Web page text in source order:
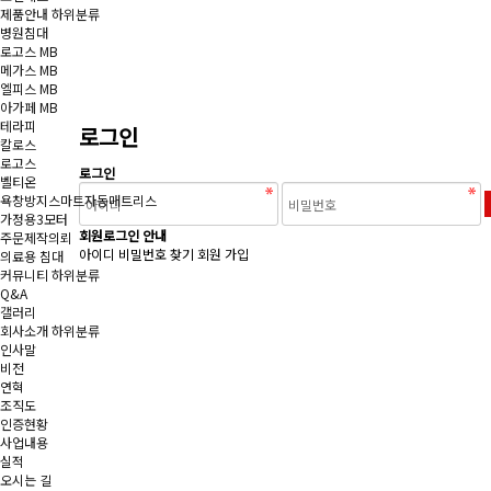
제품안내 하위분류
병원침대
로고스 MB
메가스 MB
엘피스 MB
아가페 MB
테라피
칼로스
로고스
벨티온
욕창방지스마트자동매트리스
가정용3모터
주문제작의뢰
의료용 침대
커뮤니티 하위분류
Q&A
갤러리
회사소개하위분류
인사말
비전
연혁
조직도
인증현황
사업내용
실적
오시는 길
로그인
로그인
회원로그인 안내
아이디 비밀번호 찾기 회원 가입